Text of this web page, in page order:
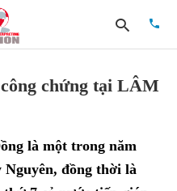
chứng tại LÂM
là một trong năm
đồng thời là